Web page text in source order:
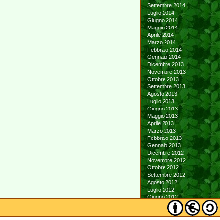
Settembre 2014
Luglio 2014
Giugno 2014
Maggio 2014
Aprile 2014
Marzo 2014
Febbraio 2014
Gennaio 2014
Dicembre 2013
Novembre 2013
Ottobre 2013
Settembre 2013
Agosto 2013
Luglio 2013
Giugno 2013
Maggio 2013
Aprile 2013
Marzo 2013
Febbraio 2013
Gennaio 2013
Dicembre 2012
Novembre 2012
Ottobre 2012
Settembre 2012
Agosto 2012
Luglio 2012
Giugno 2012
Maggio 2012
Aprile 2012